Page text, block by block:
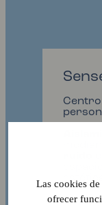
Las cookies
ofrecer
estética.